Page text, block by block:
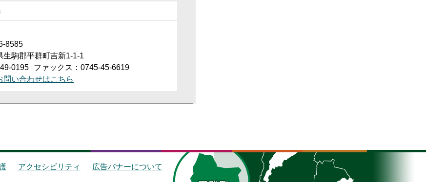
8585
生駒郡平群町吉新1-1-1
0195
ファックス：0745-45-6619
問い合わせはこちら
アクセシビリティ 広告バナーについて